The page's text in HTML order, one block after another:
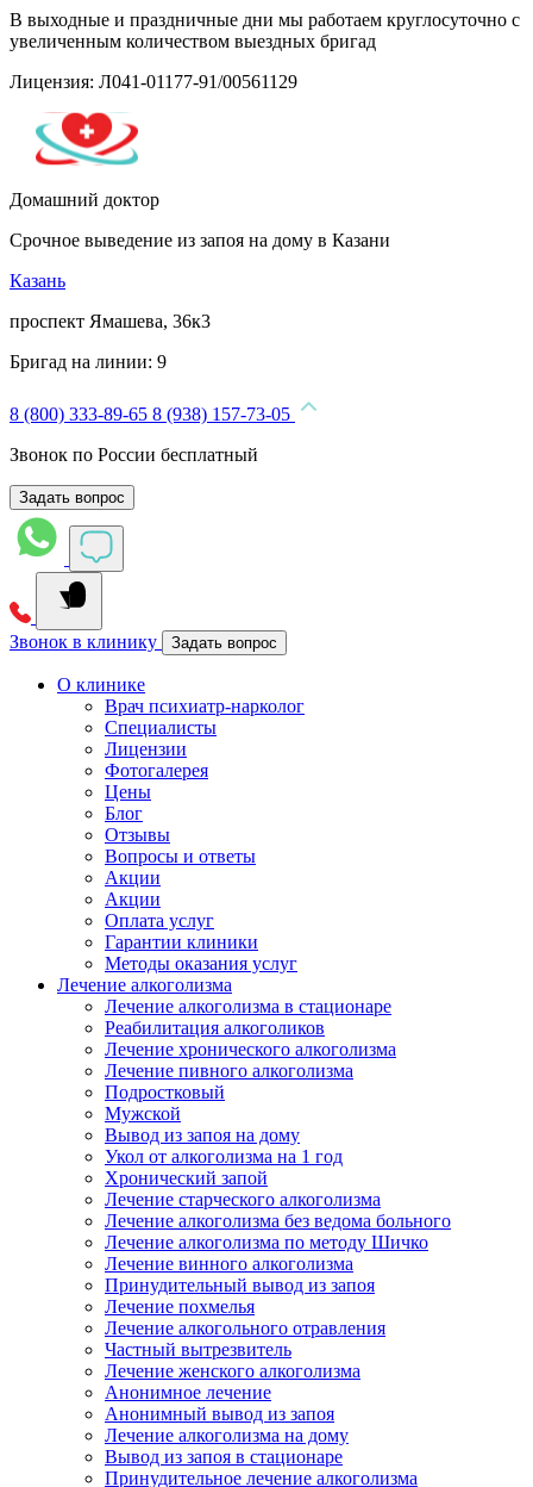
В выходные и праздничные дни мы работаем круглосуточно с
увеличенным количеством выездных бригад
Лицензия: Л041-01177-91/00561129
Домашний доктор
Срочное выведение из запоя на дому в Казани
Казань
проспект Ямашева, 36к3
Бригад на линии: 9
8 (800) 333-89-65 8 (938) 157-73-05
Звонок по России бесплатный
Задать вопрос
Звонок в клинику Задать вопрос
О клинике
Врач психиатр-нарколог
Специалисты
Лицензии
Фотогалерея
Цены
Блог
Отзывы
Вопросы и ответы
Акции
Акции
Оплата услуг
Гарантии клиники
Методы оказания услуг
Лечение алкоголизма
Лечение алкоголизма в стационаре
Реабилитация алкоголиков
Лечение хронического алкоголизма
Лечение пивного алкоголизма
Подростковый
Мужской
Вывод из запоя на дому
Укол от алкоголизма на 1 год
Хронический запой
Лечение старческого алкоголизма
Лечение алкоголизма без ведома больного
Лечение алкоголизма по методу Шичко
Лечение винного алкоголизма
Принудительный вывод из запоя
Лечение похмелья
Лечение алкогольного отравления
Частный вытрезвитель
Лечение женского алкоголизма
Анонимное лечение
Анонимный вывод из запоя
Лечение алкоголизма на дому
Вывод из запоя в стационаре
Принудительное лечение алкоголизма